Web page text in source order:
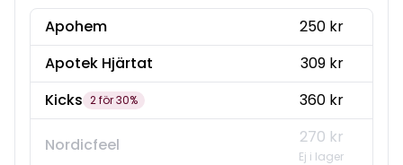
Apohem
250 kr
Apotek Hjärtat
309 kr
Kicks 2 för 30% 360 kr
Nordicfeel 270 kr
Ej i lager